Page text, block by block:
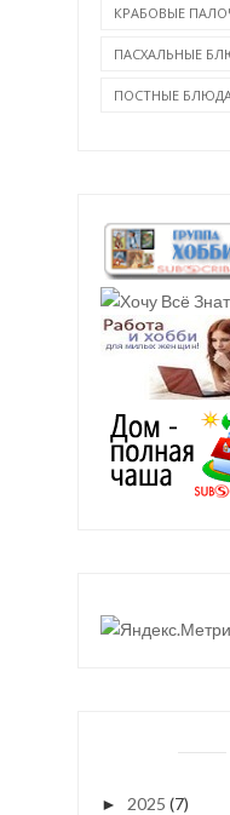
КРАБОВЫЕ
ПАСХАЛЬНЫЕ
ПОСТНЫЕ
► 2025 (7)